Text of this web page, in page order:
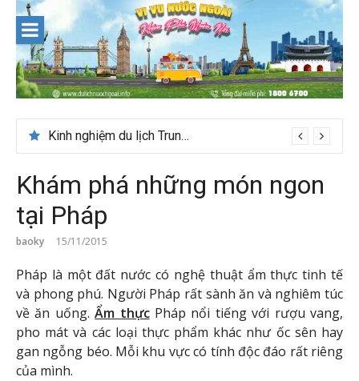
content
Kinh nghiệm du lịch Trung Á lần đầu cho khách Việt
Khám phá những món ngon
tại Pháp
baoky 15/11/2015
Pháp là một đất nước có nghệ thuật ẩm thực tinh tế
và phong phú. Người Pháp rất sành ăn và nghiêm túc
về ăn uống.Ẩm thựcPháp nổi tiếng với rượu vang,
pho mát và các loại thực phẩm khác như ốc sên hay
gan ngỗng béo. Mỗi khu vực có tính độc đáo rất riêng
của mình.